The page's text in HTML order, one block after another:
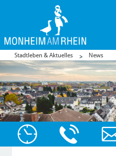
Stadtleben & Aktuelles News